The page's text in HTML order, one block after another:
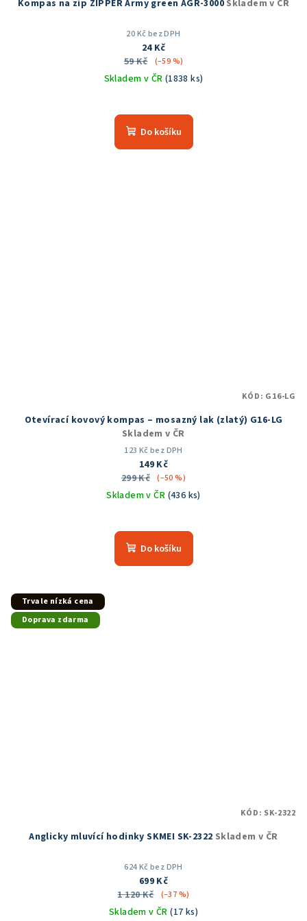
Kompas na zip ZIPPER Army green AGR-3000 Skladem v ČR
20 Kč bez DPH
24 Kč
59 Kč
(–59 %)
Skladem v ČR (1838 ks)
hodnocení
produktu
Do košíku
Otevírací kovový kompas – mosazný lak (zlatý) G16-LG
Skladem v ČR
123 Kč bez DPH
149 Kč
299 Kč (–50 %)
Skladem v ČR (436 ks)
Do košíku
KÓD: G16-LG
Trvale nízká cena
Doprava zdarma
Anglicky mluvící hodinky SKMEI SK-2322 Skladem v ČR
624 Kč bez DPH
699 Kč
1 120 Kč
(–37 %)
Skladem v ČR(17 ks)
KÓD: SK-2322